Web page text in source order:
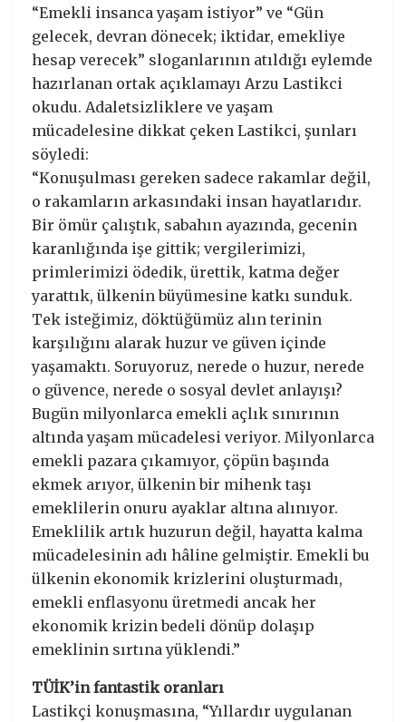
“Emekli insanca yaşam istiyor” ve “Gün
gelecek, devran dönecek; iktidar, emekliye
hesap verecek” sloganlarının atıldığı eylemde
hazırlanan ortak açıklamayı Arzu Lastikci
okudu. Adaletsizliklere ve yaşam
mücadelesine dikkat çeken Lastikci, şunları
söyledi:
“Konuşulması gereken sadece rakamlar değil,
o rakamların arkasındaki insan hayatlarıdır.
Bir ömür çalıştık, sabahın ayazında, gecenin
karanlığında işe gittik; vergilerimizi,
primlerimizi ödedik, ürettik, katma değer
yarattık, ülkenin büyümesine katkı sunduk.
Tek isteğimiz, döktüğümüz alın terinin
karşılığını alarak huzur ve güven içinde
yaşamaktı. Soruyoruz, nerede o huzur, nerede
o güvence, nerede o sosyal devlet anlayışı?
Bugün milyonlarca emekli açlık sınırının
altında yaşam mücadelesi veriyor. Milyonlarca
emekli pazara çıkamıyor, çöpün başında
ekmek arıyor, ülkenin bir mihenk taşı
emeklilerin onuru ayaklar altına alınıyor.
Emeklilik artık huzurun değil, hayatta kalma
mücadelesinin adı hâline gelmiştir. Emekli bu
ülkenin ekonomik krizlerini oluşturmadı,
emekli enflasyonu üretmedi ancak her
ekonomik krizin bedeli dönüp dolaşıp
emeklinin sırtına yüklendi.”
TÜİK’in fantastik oranları
Lastikçi konuşmasına, “Yıllardır uygulanan